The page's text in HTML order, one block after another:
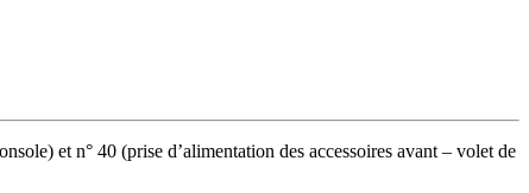
et n° 40 (prise d’alimentation des accessoires avant – volet de